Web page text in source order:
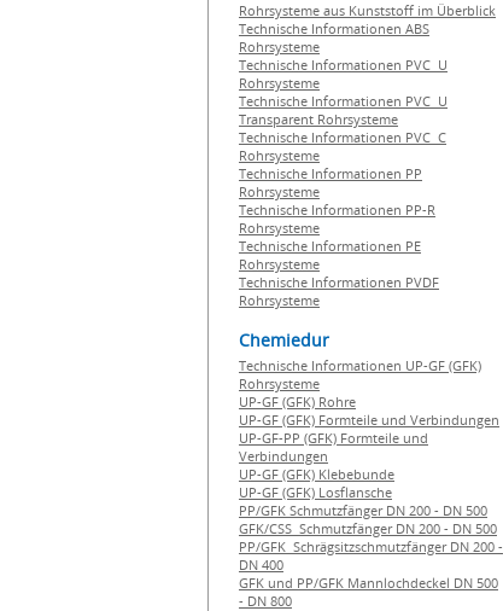
Rohrsysteme aus Kunststoff im Überblick
Technische Informationen ABS
Rohrsysteme
Technische Informationen PVC U
Rohrsysteme
Technische Informationen PVC U
Transparent Rohrsysteme
Technische Informationen PVC C
Rohrsysteme
Technische Informationen PP
Rohrsysteme
Technische Informationen PP-R
Rohrsysteme
Technische Informationen PE
Rohrsysteme
Technische Informationen PVDF
Rohrsysteme
Chemiedur
Technische Informationen UP-GF (GFK)
Rohrsysteme
UP-GF (GFK) Rohre
UP-GF (GFK) Formteile und Verbindungen
UP-GF-PP (GFK) Formteile und
Verbindungen
UP-GF (GFK) Klebebunde
UP-GF (GFK) Losflansche
PP/GFK Schmutzfänger DN 200 - DN 500
GFK/CSS Schmutzfänger DN 200 - DN 500
PP/GFK Schrägsitzschmutzfänger DN 200 -
DN 400
GFK und PP/GFK Mannlochdeckel DN 500
- DN 800